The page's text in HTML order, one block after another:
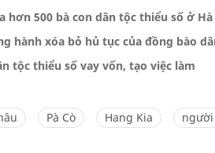
hơn 500 bà con dân tộc thiểu số ở Hà
hành xóa bỏ hủ tục của đồng bào
tộc thiểu số vay vốn, tạo việc làm
Pà Cò Hang Kia